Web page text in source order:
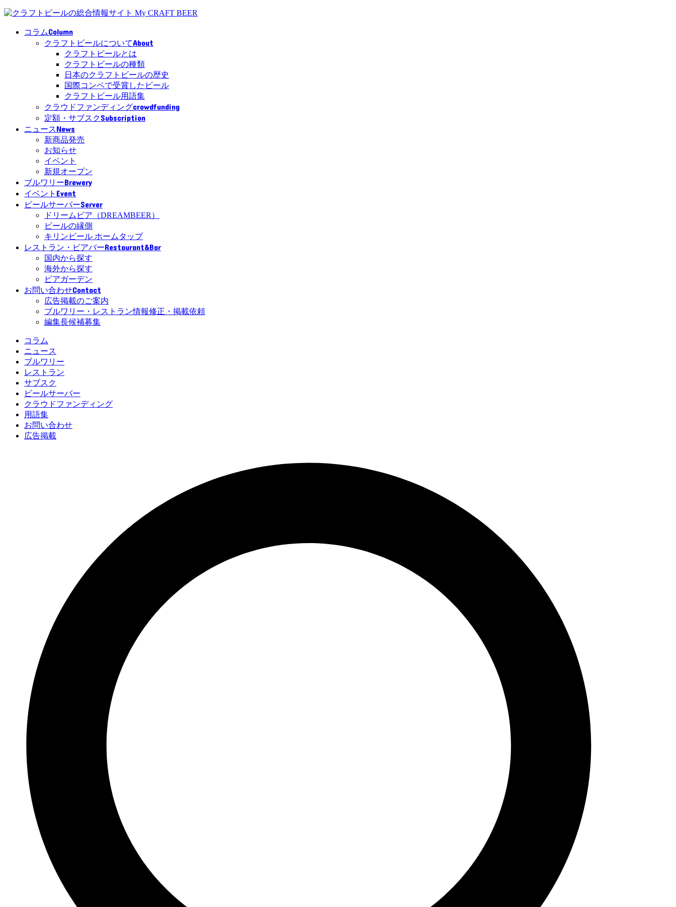
コラムColumn
クラフトビールについてAbout
クラフトビールとは
クラフトビールの種類
日本のクラフトビールの歴史
国際コンペで受賞したビール
クラフトビール用語集
クラウドファンディングcrowdfunding
定額・サブスクSubscription
ニュースNews
新商品発売
お知らせ
イベント
新規オープン
ブルワリーBrewery
イベント Event
ビールサーバーServer
ドリームビア（DREAMBEER）
ビールの縁側
キリンビール ホームタップ
レストラン・ビアバーRestaurant&Bar
国内から探す
海外から探す
ビアガーデン
お問い合わせContact
広告掲載のご案内
ブルワリー・レストラン情報修正・掲載依頼
編集長候補募集
コラム
ニュース
ブルワリー
レストラン
サブスク
ビールサーバー
クラウドファンディング
用語集
お問い合わせ
広告掲載